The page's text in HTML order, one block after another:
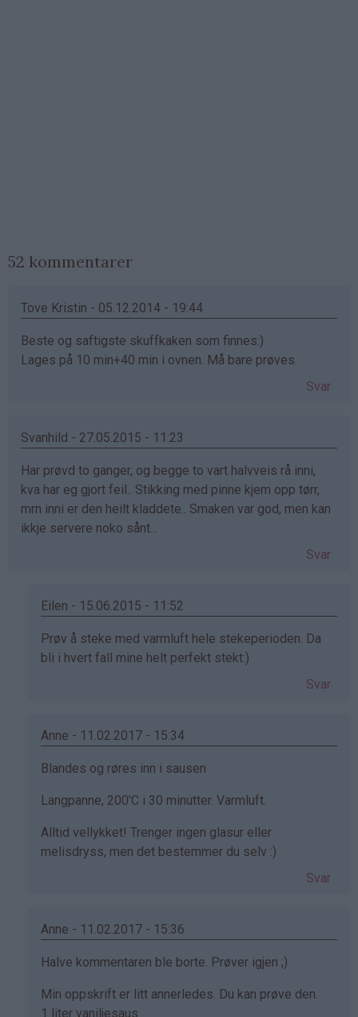
52 kommentarer
Tove Kristin - 05.12.2014 - 19:44
Beste og saftigste skuffkaken som finnes:)
Lages på 10 min+40 min i ovnen. Må bare prøves.
Svar
Svanhild - 27.05.2015 - 11:23
Har prøvd to ganger, og begge to vart halvveis rå inni,
kva har eg gjort feil.. Stikking med pinne kjem opp tørr,
mrn inni er den heilt kladdete.. Smaken var god, men kan
ikkje servere noko sånt...
Svar
Eilen - 15.06.2015 - 11:52
Som
svar
(ikke
Prøv å steke med varmluft hele stekeperioden. Da
bli i hvert fall mine helt perfekt stekt:)
Svar
Anne - 11.02.2017 - 15:34
Som
på
av
Svanhild
Blandes og røres inn i sausen
Langpanne, 200'C i 30 minutter. Varmluft.
Alltid vellykket! Trenger ingen glasur eller
melisdryss, men det bestemmer du selv :)
Svar
Anne - 11.02.2017 - 15:36
Som
på
Halve kommentaren ble borte. Prøver igjen ;)
Min oppskrift er litt annerledes. Du kan prøve den.
1 liter vaniljesaus